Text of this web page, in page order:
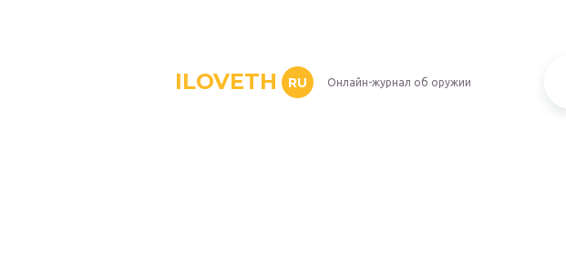
ILOVETH RU Онлайн-журнал об оружии